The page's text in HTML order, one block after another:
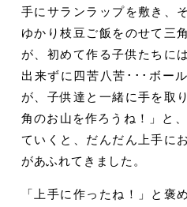
手にサランラップを敷き、
ゆかり枝豆ご飯をのせて三
が、初めて作る子供たちに
出来ずに四苦八苦･･･ボー
が、子供達と一緒に手を取
角のお山を作ろうね！」と
ていくと、だんだん上手に
があふれてきました。
「上手に作ったね！」と褒